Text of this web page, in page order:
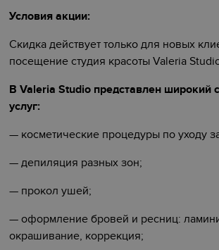
Условия акции:
Скидка действует только для новых
посещение студия красоты Valeria
В Valeria Studio представлен широкий
услуг:
— косметические процедуры по уходу
— депиляция разных зон;
— прокол ушей;
— оформление бровей и ресниц:
окрашивание, коррекция;